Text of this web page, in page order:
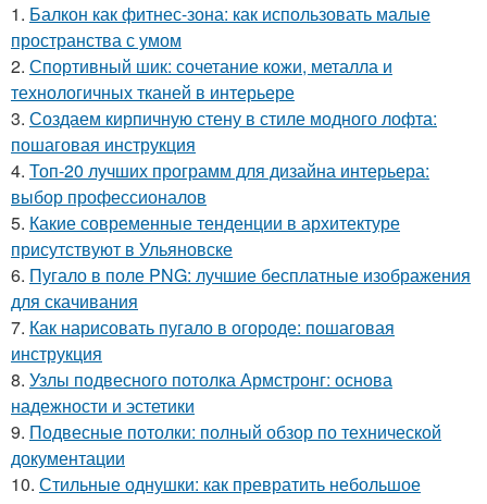
1. Балкон как фитнес-зона: как использовать малые
пространства с умом
2. Спортивный шик: сочетание кожи, металла и
технологичных тканей в интерьере
3. Создаем кирпичную стену в стиле модного лофта:
пошаговая инструкция
4. Топ-20 лучших программ для дизайна интерьера:
выбор профессионалов
5. Какие современные тенденции в архитектуре
присутствуют в Ульяновске
6. Пугало в поле PNG: лучшие бесплатные изображения
для скачивания
7. Как нарисовать пугало в огороде: пошаговая
инструкция
8. Узлы подвесного потолка Армстронг: основа
надежности и эстетики
9. Подвесные потолки: полный обзор по технической
документации
10. Стильные однушки: как превратить небольшое